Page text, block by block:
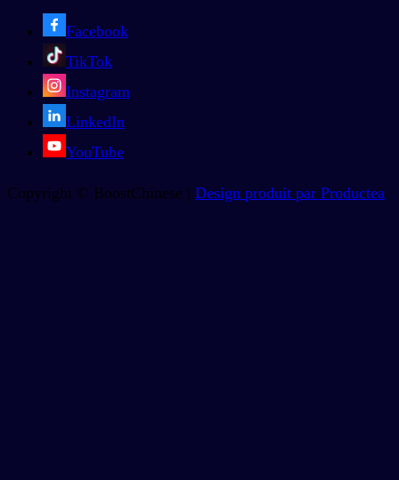
Facebook
TikTok
Instagram
LinkedIn
YouTube
Copyright © BoostChinese | Design produit par Productea